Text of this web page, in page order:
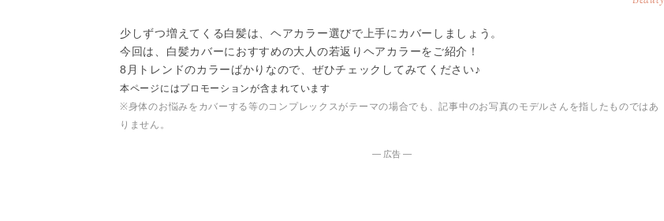
少しずつ増えてくる白髪は、ヘアカラー選びで上手にカバーしましょう。
今回は、白髪カバーにおすすめの大人の若返りヘアカラーをご紹介！
8月トレンドのカラーばかりなので、ぜひチェックしてみてください♪
本ページにはプロモーションが含まれています
※身体のお悩みをカバーする等のコンプレックスがテーマの場合でも、記事中のお写真のモデルさんを指したものではあ
りません。
― 広告 ―